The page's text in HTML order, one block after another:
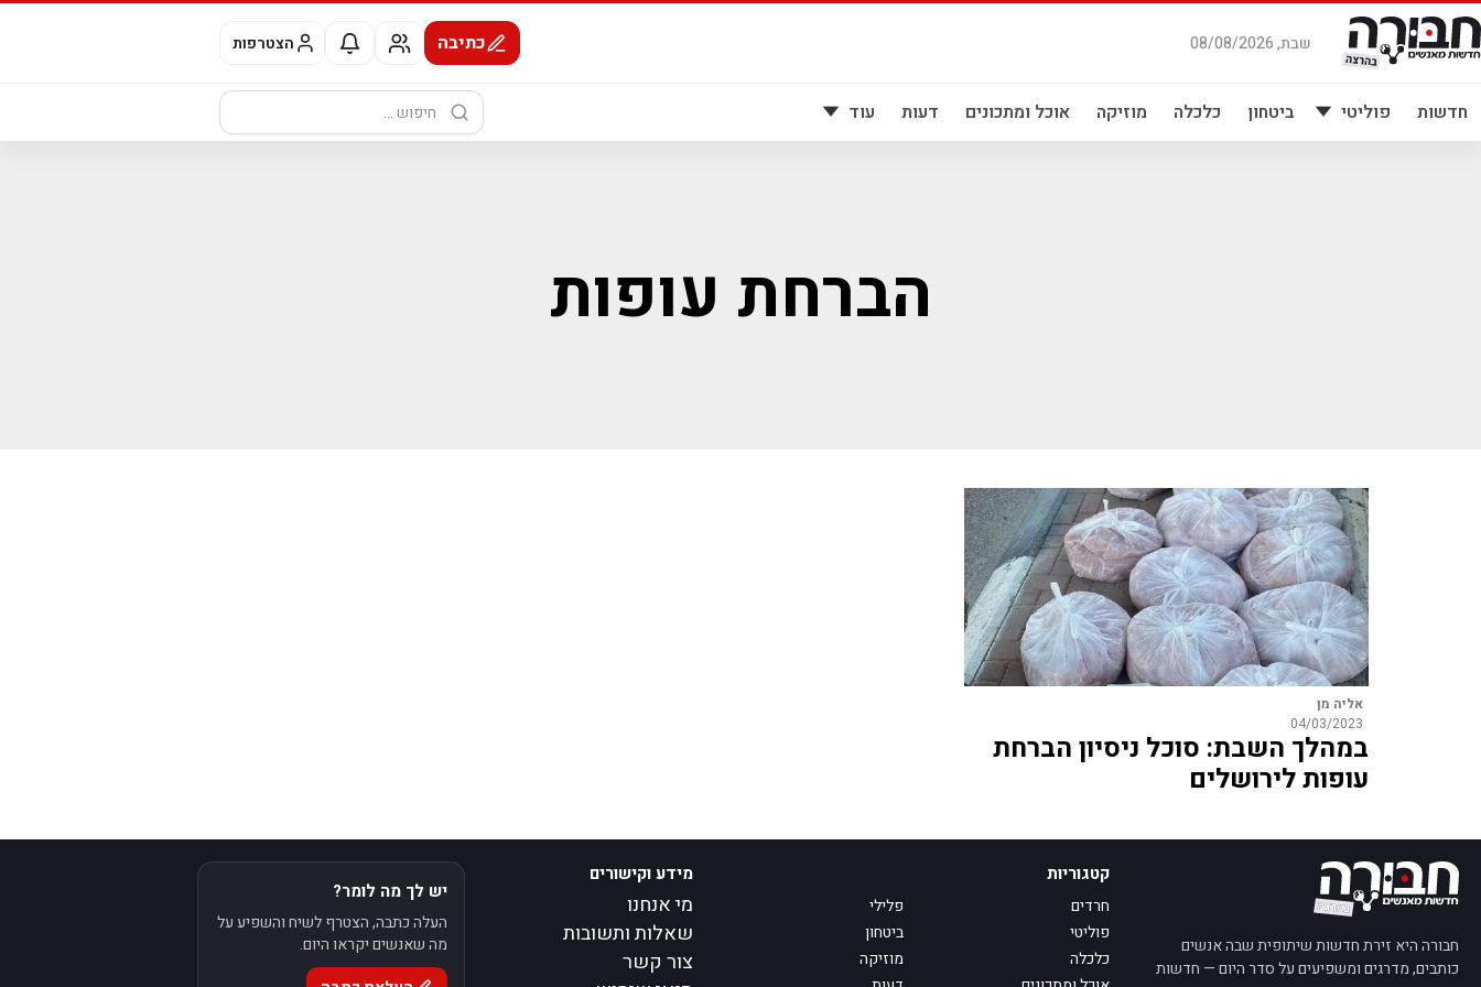
דלג
לתוכן
שבת, 08/08/2026 כתיבה הצטרפות
חדשות פוליטי ביטחון כלכלה מוזיקה אוכל ומתכונים דעות עוד
חיפוש:
הברחת עופות
אליה מן
04/03/2023
במהלך השבת: סוכל ניסיון הברחת
עופות לירושלים
חבורה היא זירת חדשות שיתופית שבה אנשים
כותבים, מדרגים ומשפיעים על סדר היום — חדשות
קטגוריות
חרדים
פלילי
פוליטי
ביטחון
כלכלה
מוזיקה
מידע וקישורים
מי אנחנו
שאלות ותשובות
צור קשר
יש לך מה לומר?
העלה כתבה, הצטרף לשיח והשפיע על
מה שאנשים יקראו היום.